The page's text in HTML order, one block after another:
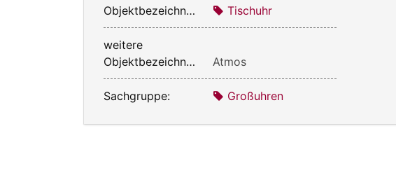
Objektbezeichnung: Tischuhr
weitere
Objektbezeichnung:
Atmos
Sachgruppe: Großuhren